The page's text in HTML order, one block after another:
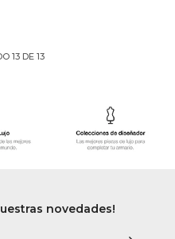
13DE 13
novedades!